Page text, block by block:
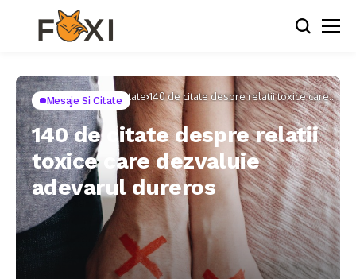
Home Mesaje si Citate 140 de citate despre relatii toxice care
dezvaluie adevarul dureros
Mesaje Si Citate
140 de citate despre relatii
toxice care dezvaluie
adevarul dureros